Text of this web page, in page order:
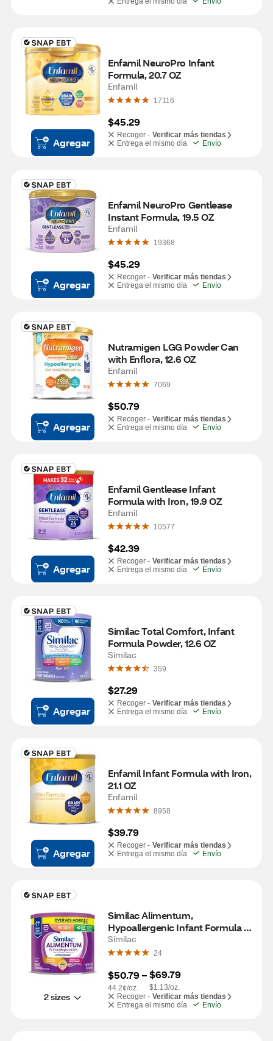
Agregar
Enfamil NeuroPro Infant
Formula, 20.7 OZ
Enfamil
17116
$45.29
Recoger - Verificar más tiendas
Entrega el mismo día
Envío
Agregar
Enfamil NeuroPro Gentlease
Instant Formula, 19.5 OZ
Enfamil
19368
$45.29
Recoger - Verificar más tiendas
Entrega el mismo día
Envío
Agregar
Nutramigen LGG Powder Can
with Enflora, 12.6 OZ
Enfamil
7069
$50.79
Recoger - Verificar más tiendas
Entrega el mismo día
Envío
Agregar
Enfamil Gentlease Infant
Formula with Iron, 19.9 OZ
Enfamil
10577
$42.39
Recoger - Verificar más tiendas
Entrega el mismo día
Envío
Agregar
Similac Total Comfort, Infant
Formula Powder, 12.6 OZ
Similac
359
$27.29
Recoger - Verificar más tiendas
Entrega el mismo día
Envío
Agregar
Enfamil Infant Formula with Iron,
21.1 OZ
Enfamil
8958
$39.79
Recoger - Verificar más tiendas
Entrega el mismo día
Envío
2 sizes
Similac Alimentum,
Hypoallergenic Infant Formula
Powder, 19.8 OZ
Similac
24
$50.79 –
44.2¢/oz.
$69.79
$1.13/oz.
Recoger - Verificar más tiendas
Entrega el mismo día
Envío